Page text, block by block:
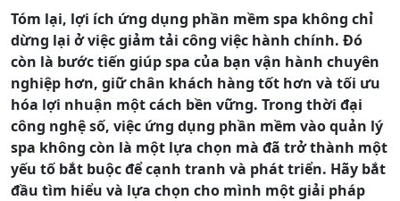
Tóm lại, lợi ích ứng dụng phần mềm spa không chỉ
dừng lại ở việc giảm tải công việc hành chính. Đó
còn là bước tiến giúp spa của bạn vận hành chuyên
nghiệp hơn, giữ chân khách hàng tốt hơn và tối ưu
hóa lợi nhuận một cách bền vững. Trong thời đại
công nghệ số, việc ứng dụng phần mềm vào quản lý
spa không còn là một lựa chọn mà đã trở thành một
yếu tố bắt buộc để cạnh tranh và phát triển. Hãy bắt
đầu tìm hiểu và lựa chọn cho mình một giải pháp